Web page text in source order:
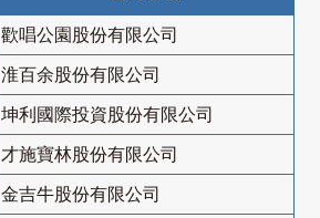
歡唱公園股份有限公司
淮百余股份有限公司
坤利國際投資股份有限公司
才施寶林股份有限公司
金吉牛股份有限公司